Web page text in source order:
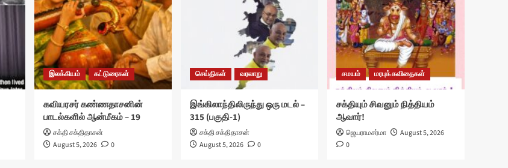
இலக்கியம் கட்டுரைகள்
கவியரசர் கண்ணதாசனின்
பாடல்களில் ஆன்மீகம் – 19
சக்தி சக்திதாசன்
August 5, 2026
0
செய்திகள் வரலாறு
இங்கிலாந்திலிருந்து ஒரு மடல் –
315 (பகுதி-1)
சக்தி சக்திதாசன்
August 5, 2026
0
சமயம் மரபுக் கவிதைகள்
சக்தியும் சிவனும் நித்தியம்
ஆவார்!
ஜெயராமசர்மா
August 5, 2026
0